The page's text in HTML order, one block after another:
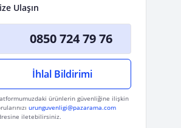
Ulaşın
0850 724 79 76
İhlal Bildirimi
ürünlerin güvenliğine ilişkin
urunguvenligi@pazarama.com
iletebilirsiniz.